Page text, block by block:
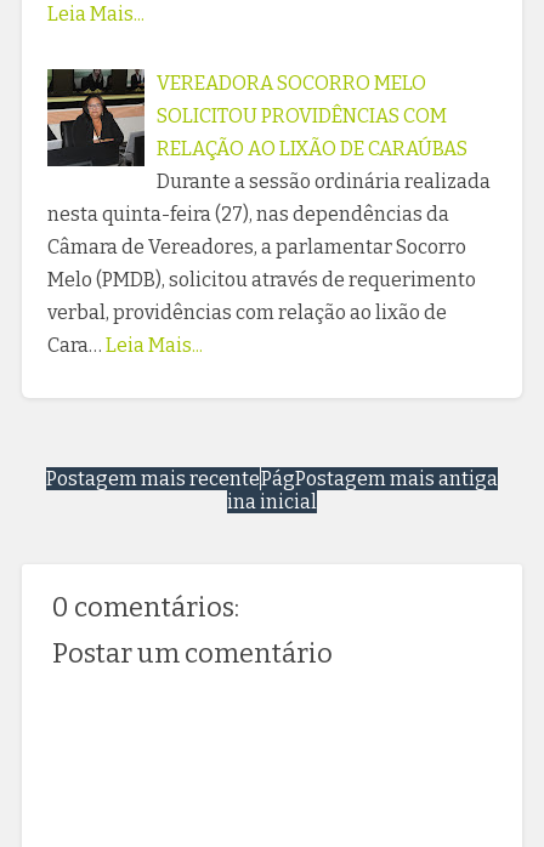
Leia Mais...
VEREADORA SOCORRO MELO
SOLICITOU PROVIDÊNCIAS COM
RELAÇÃO AO LIXÃO DE CARAÚBAS
Durante a sessão ordinária realizada
nesta quinta-feira (27), nas dependências da
Câmara de Vereadores, a parlamentar Socorro
Melo (PMDB), solicitou através de requerimento
verbal, providências com relação ao lixão de
Cara… Leia Mais...
Postagem mais recente Postagem mais antiga
Pág
ina inicial
0 comentários:
Postar um comentário